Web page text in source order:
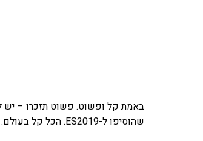
באמת קל ופשוט. פשוט תזכרו – יש
שהוסיפו ל-ES2019. הכל קל בעולם.